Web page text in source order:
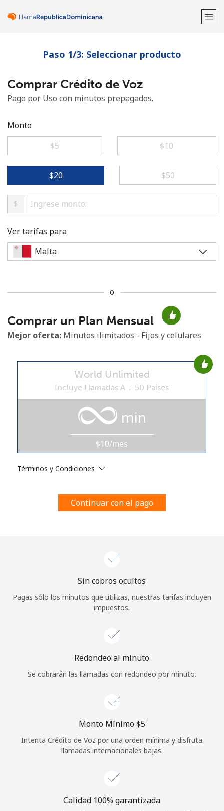
¡Bienvenido!
¿Ya tienes una cuenta?Inicia sesión →
No se ha creado una contraseña
Mínimo 8 caracteres
Una letra mayúscula y una minúscula
Un número
estosTérminos y condiciones.
Únete
¡Hola!
Inicia sesión oREGÍSTRATE →
¿Olvidaste tu contraseña? →
Continuar con
Paso 1/3: Seleccionar producto
Comprar Crédito de Voz
Pago por Uso con minutos prepagados.
Monto
⁦$5⁩
⁦$10⁩
⁦$20⁩ ⁦$50⁩
$
Ver tarifas para
o
Comprar un Plan Mensual
Mejor oferta: Minutos ilimitados - Fijos y celulares
World Unlimited
Incluye Llamadas A + 50 Países
min
$10/mes
Términos y Condiciones
Continuar con el pago
Sin cobros ocultos
Pagas sólo los minutos que utilizas, nuestras tarifas incluyen
impuestos.
Redondeo al minuto
Se cobrarán las llamadas con redondeo por minuto.
Monto Mínimo ⁦$5⁩
Intenta Crédito de Voz por una orden mínima y disfruta
llamadas internacionales bajas.
Calidad 100% garantizada